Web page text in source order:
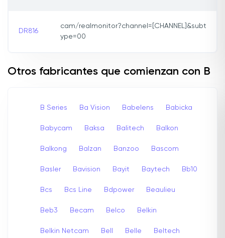
DR816
cam/realmonitor?channel=[CHANNEL]&subt
ype=00
Otros fabricantes que comienzan con B
B Series Ba Vision Babelens Babicka
Babycam Baksa Balitech Balkon
Balkong Balzan Banzoo Bascom
Basler Bavision Bayit Baytech Bb10
Bcs Bcs Line Bdpower Beaulieu
Beb3 Becam Belco Belkin
Belkin Netcam Bell Belle Beltech